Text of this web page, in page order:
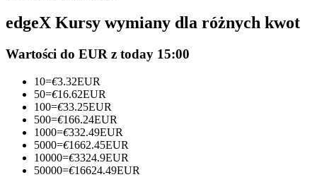
Kopiowanie Transakcji
Dołącz do najlepszych traderów
edgeX Kursy wymiany dla różnych kwot
Wartości do EUR z today 15:00
10=€3.32EUR
50=€16.62EUR
100=€33.25EUR
500=€166.24EUR
1000=€332.49EUR
5000=€1662.45EUR
10000=€3324.9EUR
50000=€16624.49EUR